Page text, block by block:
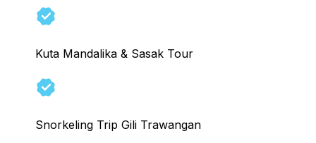
Kuta Mandalika & Sasak Tour
Snorkeling Trip Gili Trawangan